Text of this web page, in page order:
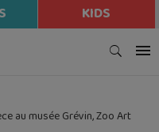
KIDS
au musée Grévin, Zoo Art